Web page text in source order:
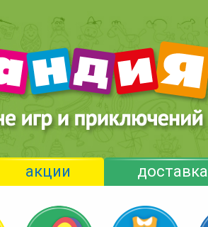
акции доставка